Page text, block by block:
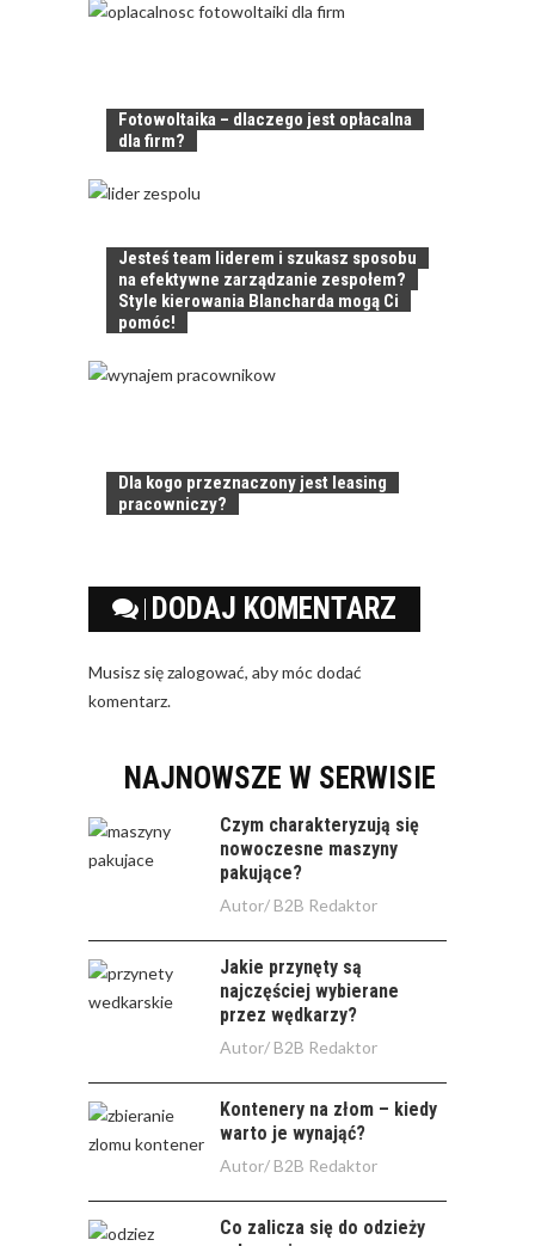
Fotowoltaika – dlaczego jest opłacalna
dla firm?
Jesteś team liderem i szukasz sposobu
na efektywne zarządzanie zespołem?
Style kierowania Blancharda mogą Ci
pomóc!
Dla kogo przeznaczony jest leasing
pracowniczy?
DODAJ KOMENTARZ
Musisz sięzalogować, aby móc dodać
komentarz.
NAJNOWSZE W SERWISIE
Czym charakteryzują się
nowoczesne maszyny
pakujące?
Autor/ B2B Redaktor
Jakie przynęty są
najczęściej wybierane
przez wędkarzy?
Autor/ B2B Redaktor
Kontenery na złom – kiedy
warto je wynająć?
Autor/ B2B Redaktor
Co zalicza się do odzieży